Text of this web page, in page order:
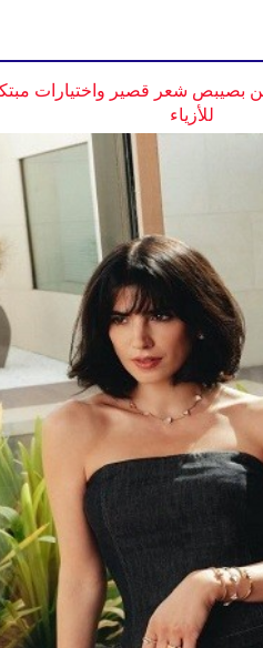
بصيبص شعر قصير واختيارات
للأزياء